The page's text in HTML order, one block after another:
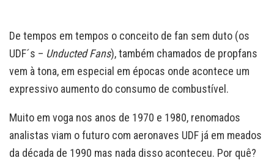
De tempos em tempos o conceito de fan sem duto (os
UDF´s – Unducted Fans), também chamados de propfans
vem à tona, em especial em épocas onde acontece um
expressivo aumento do consumo de combustível.
Muito em voga nos anos de 1970 e 1980, renomados
analistas viam o futuro com aeronaves UDF já em meados
da década de 1990 mas nada disso aconteceu. Por quê?